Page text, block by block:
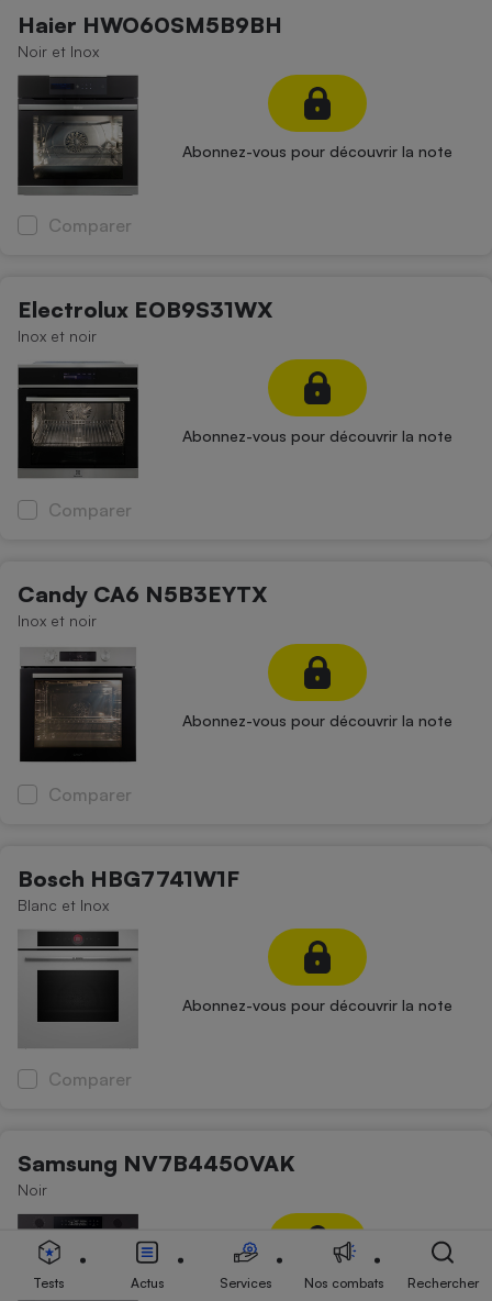
Haier HWO60SM5B9BH
Noir et Inox
Abonnez-vous pour découvrir la note
Comparer
Electrolux EOB9S31WX
Inox et noir
Abonnez-vous pour découvrir la note
Comparer
Candy CA6 N5B3EYTX
Inox et noir
Abonnez-vous pour découvrir la note
Comparer
Bosch HBG7741W1F
Blanc et Inox
Abonnez-vous pour découvrir la note
Comparer
Samsung NV7B4450VAK
Noir
Abonnez-vous pour découvrir la note
Tests Actus Services Nos combats Rechercher